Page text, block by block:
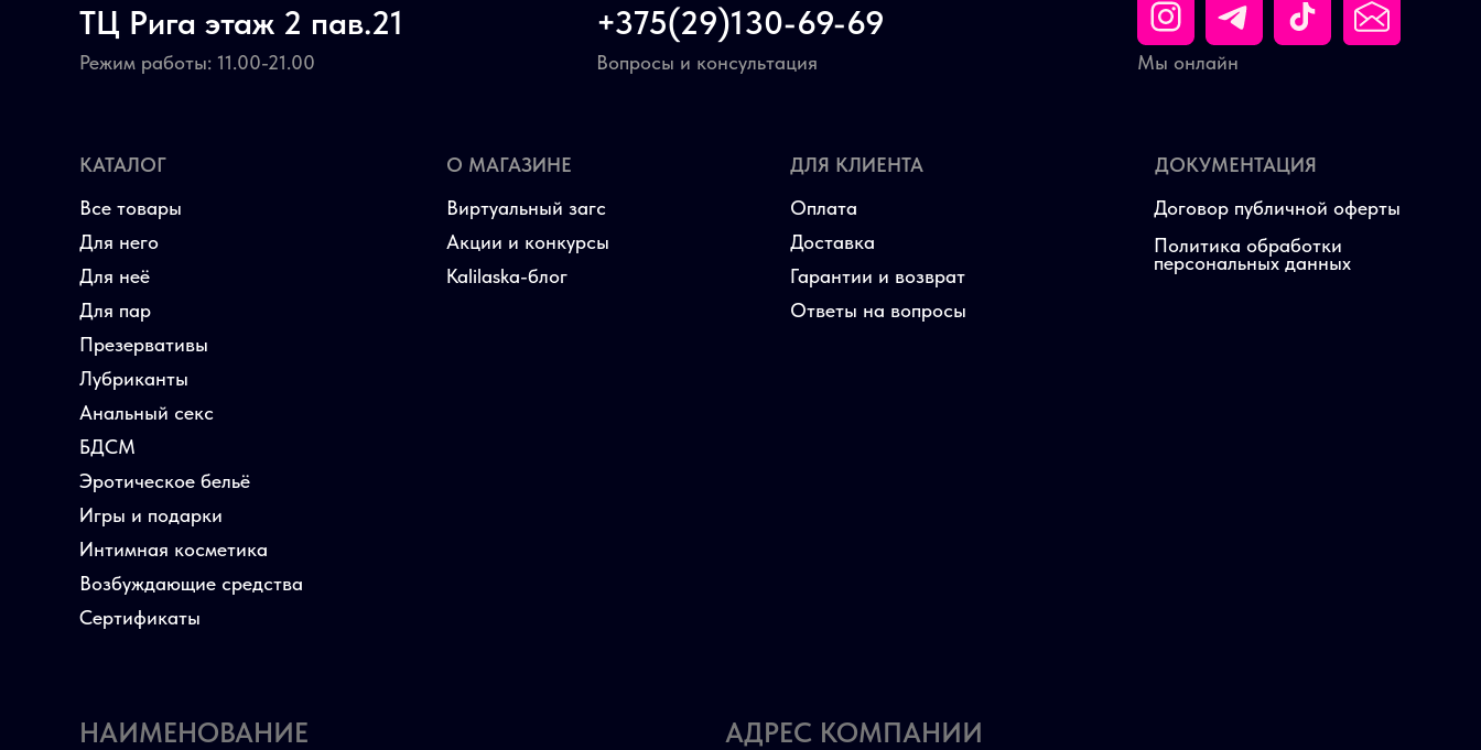
Виртуальный загс
Акции и конкурсы
Kalilaska-блог
О МАГАЗИНЕ
Договор публичной оферты
Политика обработки
персональных данных
ДОКУМЕНТАЦИЯ
ТЦ Рига этаж 2 пав.21
Режим работы: 11.00-21.00 Мы онлайн
+375(29)130-69-69
Вопросы и консультация
КАТАЛОГ
Для него
Для неё
Для пар
БДСМ
Эротическое бельё
Игры и подарки
Интимная косметика
Возбуждающие средства
Все товары
Презервативы
Лубриканты
Анальный секс
Сертификаты
Оплата
Гарантии и возврат
Ответы на вопросы
ДЛЯ КЛИЕНТА
Доставка
АДРЕС КОМПАНИИ
НАИМЕНОВАНИЕ